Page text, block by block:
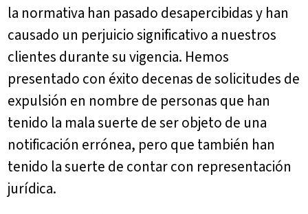
la normativa han pasado desapercibidas y han
causado un perjuicio significativo a nuestros
clientes durante su vigencia. Hemos
presentado con éxito decenas de solicitudes de
expulsión en nombre de personas que han
tenido la mala suerte de ser objeto de una
notificación errónea, pero que también han
tenido la suerte de contar con representación
jurídica.